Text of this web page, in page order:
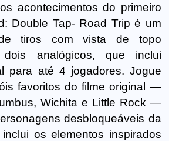
acontecimentos do primeiro
Double Tap- Road Trip é um
tiros com vista de topo
analógicos, que inclui
para até 4 jogadores. Jogue
favoritos do filme original —
Wichita e Little Rock —
desbloqueáveis da
os elementos inspirados